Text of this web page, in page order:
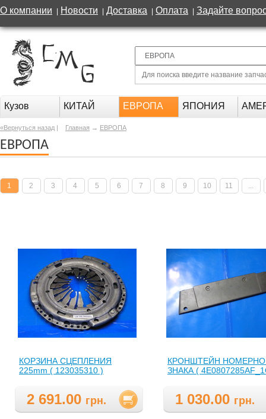
О компании Новости Доставка Оплата Задайте
Кузов КИТАЙ ЕВРОПА ЯПОНИЯ
«Вернуться назад | Главная → ЕВРОПА
ЕВРОПА
1 2 3 4 5 6 7 8 9 10 11 ...
КОРЗИНА СЦЕПЛЕНИЯ
225mm ( 123035310 )
2 691.00 грн.
КРОНШТЕЙН
ЗНАКА (
1 030.00 грн.